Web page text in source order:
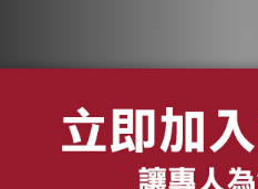
入式蒸烤爐
HSG7584B1
NT$142,000
NT$152,000